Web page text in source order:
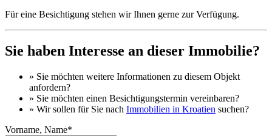
Für eine Besichtigung stehen wir Ihnen gerne zur Verfügung.
Sie haben Interesse an dieser Immobilie?
» Sie möchten weitere Informationen zu diesem Objekt
anfordern?
» Sie möchten einen Besichtigungstermin vereinbaren?
» Wir sollen für Sie nach Immobilien in Kroatien suchen?
Vorname, Name*